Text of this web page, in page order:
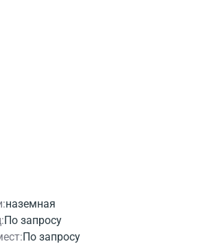
наземная
По запросу
По запросу